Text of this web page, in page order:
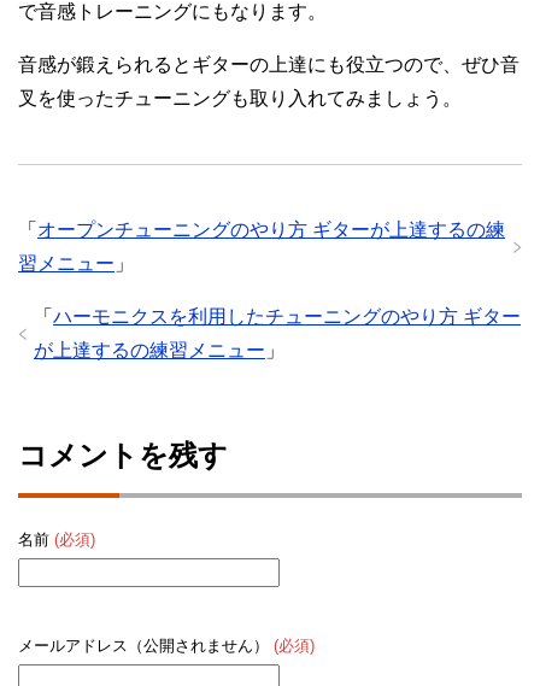
で音感トレーニングにもなります。
音感が鍛えられるとギターの上達にも役立つので、ぜひ音
叉を使ったチューニングも取り入れてみましょう。
「 オープンチューニングのやり方 ギターが上達するの練
習メニュー 」
「 ハーモニクスを利用したチューニングのやり方 ギター
が上達するの練習メニュー 」
コメントを残す
名前 (必須)
メールアドレス（公開されません） (必須)